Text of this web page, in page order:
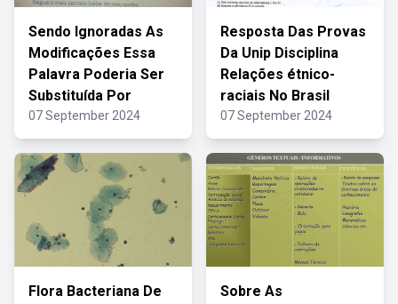
Sendo Ignoradas As
Modificações Essa
Palavra Poderia Ser
Substituída Por
07 September 2024
Resposta Das Provas
Da Unip Disciplina
Relações étnico-
raciais No Brasil
07 September 2024
Flora Bacteriana De Sobre As